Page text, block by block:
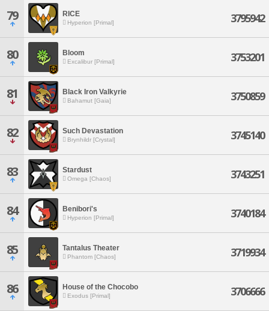
79 RICE
Hyperion [Primal] 3795942
80 Bloom
Excalibur [Primal] 3753201
81 Black Iron Valkyrie
Bahamut [Gaia] 3750859
82 Such Devastation
Brynhildr [Crystal] 3745140
83 Stardust
Omega [Chaos] 3743251
84 Benibori's
Hyperion [Primal] 3740184
85 Tantalus Theater
Phantom [Chaos] 3719934
86 House of the Chocobo
Exodus [Primal] 3706666